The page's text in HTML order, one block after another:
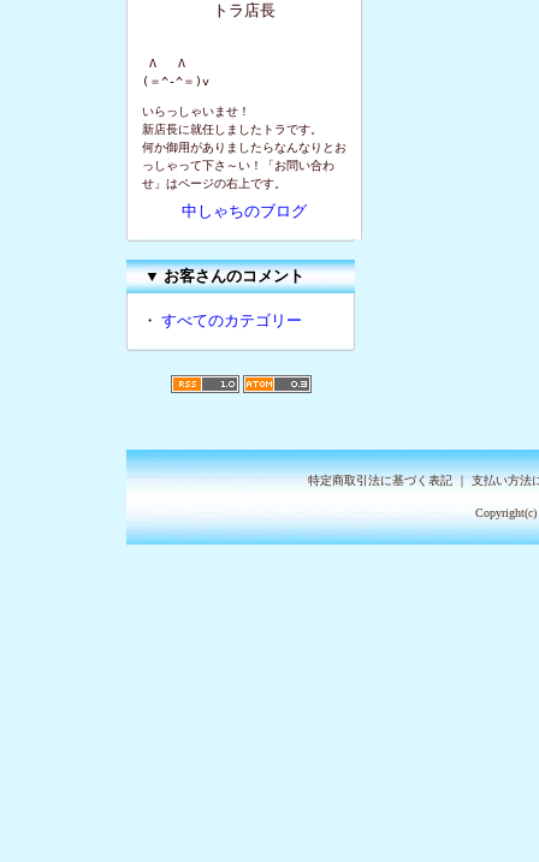
トラ店長
Λ   Λ
(＝^-^＝)v
いらっしゃいませ！
新店長に就任しましたトラです。
何か御用がありましたらなんなりとお
っしゃって下さ～い！「お問い合わ
せ」はページの右上です。
中しゃちのブログ
▼お客さんのコメント
・ すべてのカテゴリー
特定商取引法に基づく表記｜支払い方法